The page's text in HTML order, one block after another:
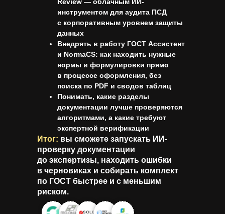
инструментом для аудита ПСД
с корпоративным уровнем защиты
данных
Внедрять в работу ГОСТ Ассистент
и NormaCS: как находить нужные
нормы и формулировки прямо
в процессе оформления, без
поиска по PDF и сводов таблиц
Понимать, какие разделы
документации лучше проверяются
алгоритмами, а какие требуют
экспертной верификации
Итог: вы сможете запускать ИИ-
проверку документации
до экспертизы, находить ошибки
в черновиках и собирать комплект
по ГОСТ быстрее и с меньшим
риском.